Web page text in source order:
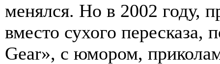
менялся. Но в 2002 году,
вместо сухого пересказа,
Gear», с юмором,